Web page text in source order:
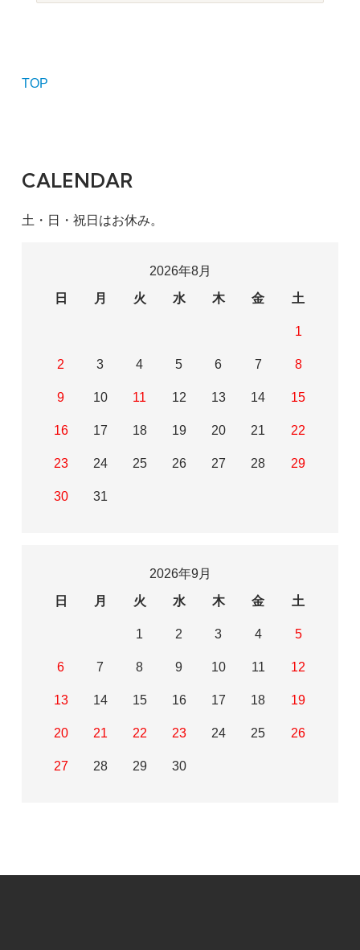
TOP
CALENDAR
土・日・祝日はお休み。
2026年8月
日
月 火 水 木 金 土
1
2 3 4 5 6 7 8
9 10 11 12 13 14 15
16 17 18 19 20 21 22
23 24 25 26 27 28 29
30 31
2026年9月
日
月 火 水 木 金 土
1 2 3 4 5
6 7 8 9 10 11 12
13 14 15 16 17 18 19
20 21 22 23 24 25 26
27 28 29 30